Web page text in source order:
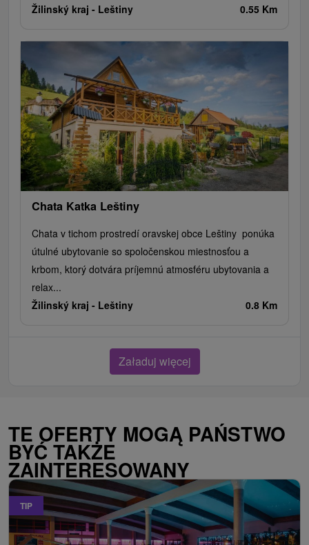
Žilinský kraj - Leštiny 0.55 Km
Chata Katka Leštiny
Chata v tichom prostredí oravskej obce Leštiny ponúka
útulné ubytovanie so spoločenskou miestnosťou a
krbom, ktorý dotvára príjemnú atmosféru ubytovania a
relax...
Žilinský kraj - Leštiny 0.8 Km
Załaduj więcej
TE OFERTY MOGĄ PAŃSTWO
BYĆ TAKŻE
ZAINTERESOWANY
TIP